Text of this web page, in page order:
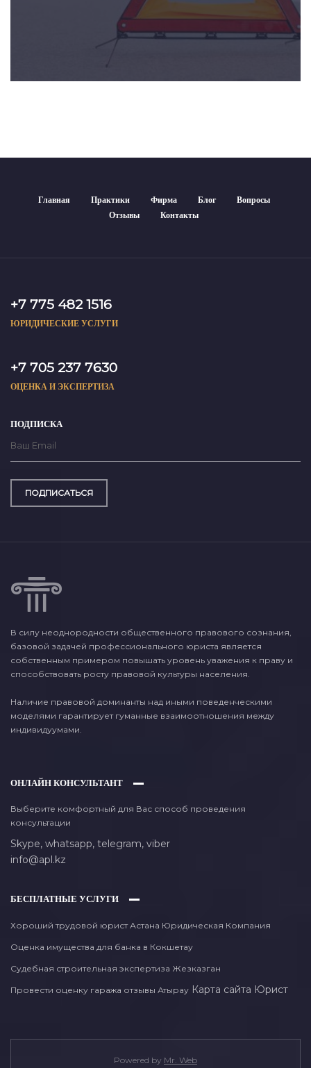
Главная Практики Фирма Блог
Вопросы
Отзывы
Контакты
+7 775 482 1516
ЮРИДИЧЕСКИЕ УСЛУГИ
+7 705 237 7630
ОЦЕНКА И ЭКСПЕРТИЗА
ПОДПИСКА
ПОДПИСАТЬСЯ
В силу неоднородности общественного правового сознания,
базовой задачей профессионального юриста является
собственным примером повышать уровень уважения к праву и
способствовать росту правовой культуры населения.
Наличие правовой доминанты над иными поведенческими
моделями гарантирует гуманные взаимоотношения между
индивидуумами.
ОНЛАЙН КОНСУЛЬТАНТ
Выберите комфортный для Вас способ проведения
консультации
Skype, whatsapp, telegram, viber
info@apl.kz
БЕСПЛАТНЫЕ УСЛУГИ
Хороший трудовой юрист Астана Юридическая Компания
Оценка имущества для банка в Кокшетау
Судебная строительная экспертиза Жезказган
Провести оценку гаража отзывы Атырау Карта сайта Юрист
Powered by Mr. Web